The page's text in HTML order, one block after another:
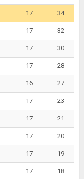
17 34
17 32
17 30
17 28
16 27
17 23
17 21
17 20
17 19
17 18